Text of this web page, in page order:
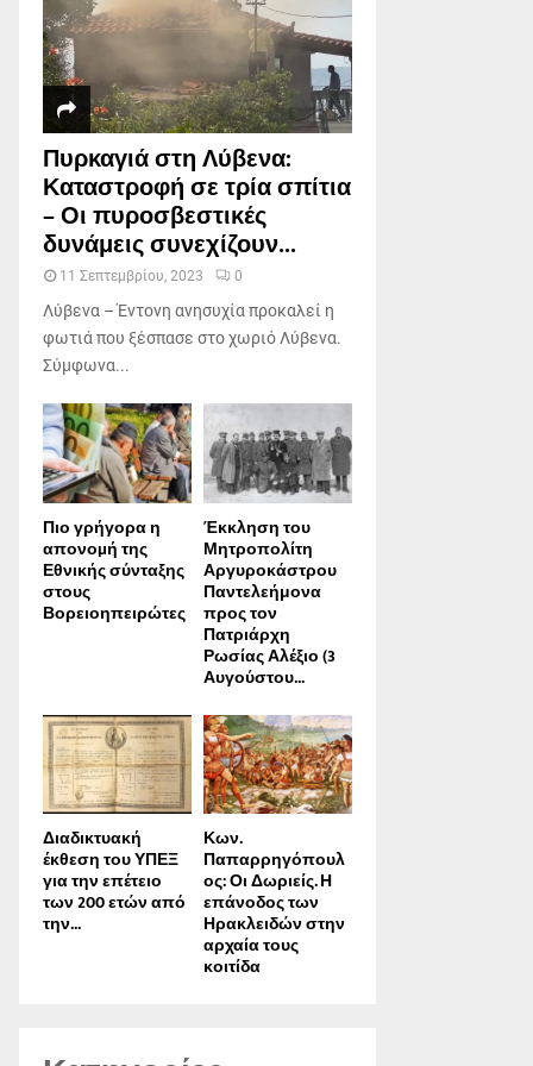
Πυρκαγιά στη Λύβενα:
Καταστροφή σε τρία σπίτια
– Οι πυροσβεστικές
δυνάμεις συνεχίζουν...
11 Σεπτεμβρίου, 2023 0
Λύβενα – Έντονη ανησυχία προκαλεί η
φωτιά που ξέσπασε στο χωριό Λύβενα.
Σύμφωνα...
Πιο γρήγορα η
απονοµή της
Εθνικής σύνταξης
στους
Βορειοηπειρώτες
Έκκληση του
Μητροπολίτη
Αργυροκάστρου
Παντελεήμονα
προς τον
Πατριάρχη
Ρωσίας Αλέξιο (3
Αυγούστου...
Διαδικτυακή
έκθεση του ΥΠΕΞ
για την επέτειο
των 200 ετών από
την...
Κων.
Παπαρρηγόπουλ
ος: Οι Δωριείς. Η
επάνοδος των
Ηρακλειδών στην
αρχαία τους
κοιτίδα